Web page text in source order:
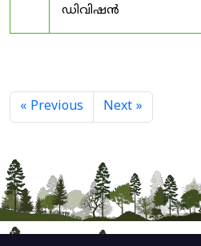
ഡിവിഷൻ
« Previous Next »